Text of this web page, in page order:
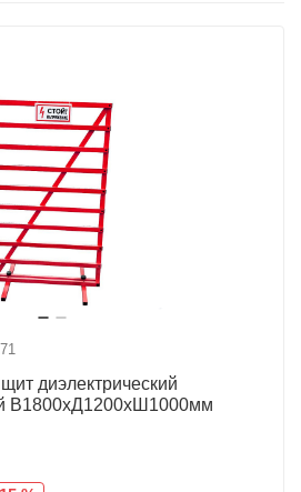
диэлектрический
В1800хД1200хШ1000мм